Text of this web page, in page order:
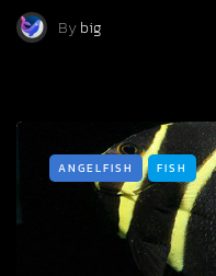
Bybig
ANGELFISH FISH